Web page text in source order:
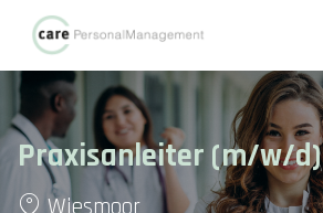
main
content
Praxisanleiter (m/w/d)
Wiesmoor